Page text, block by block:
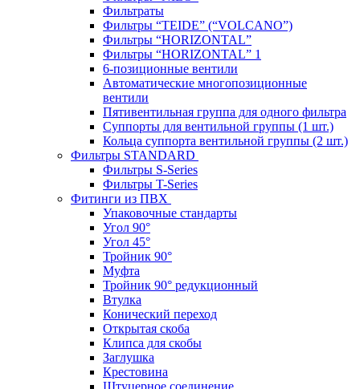
Фильтраты
Фильтры “TEIDE” (“VOLСANO”)
Фильтры “HORIZONTAL”
Фильтры “HORIZONTAL” 1
6-позиционные вентили
Автоматические многопозиционные
вентили
Пятивентильная группа для одного фильтра
Суппорты для вентильной группы (1 шт.)
Кольца суппорта вентильной группы (2 шт.)
Фильтры STANDARD
Фильтры S-Series
Фильтры T-Series
Фитинги из ПВХ
Упаковочные стандарты
Угол 90°
Угол 45°
Тройник 90°
Муфта
Тройник 90° редукционный
Втулка
Конический переход
Открытая скоба
Клипса для скобы
Заглушка
Крестовина
Штуцерное соединение